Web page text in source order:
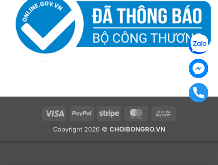
Visa PayPal Stripe MasterCard
Copyright 2026 © CHOIBONGRO.VN